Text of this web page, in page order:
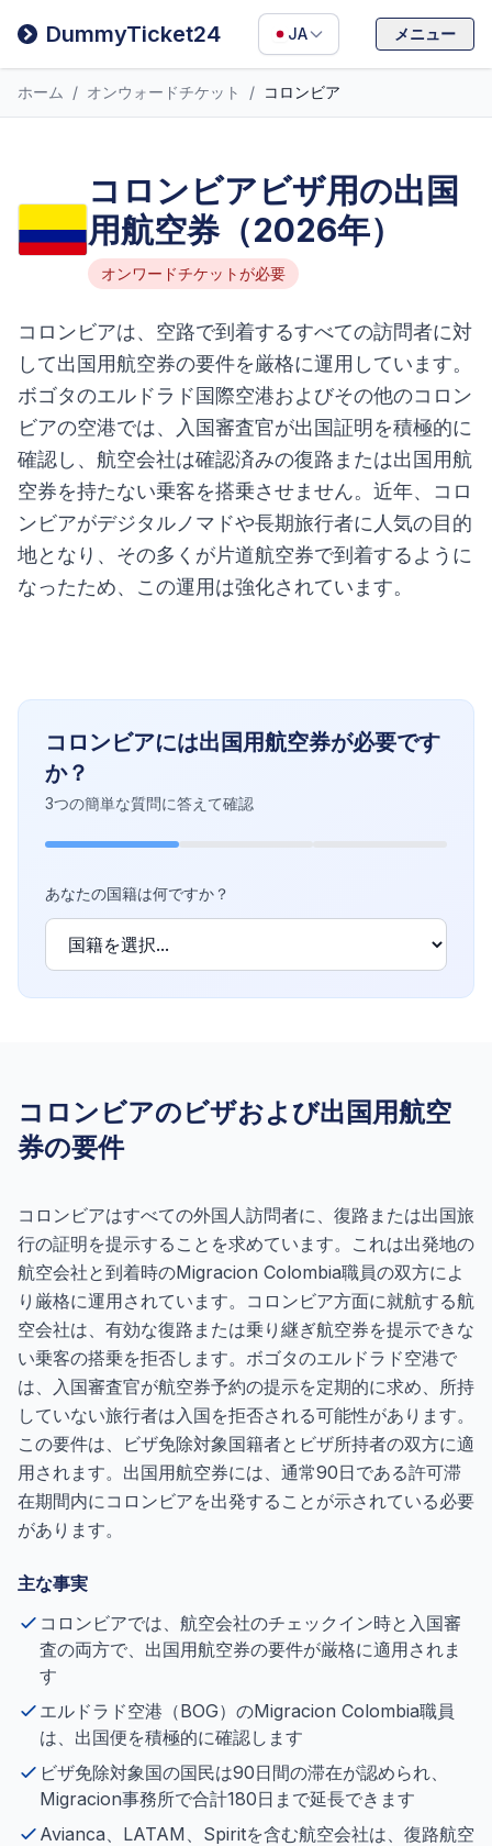
DummyTicket24 JA
Filipino
Deutsch
Español
メニュー
ホーム / オンウォードチケット / コロンビア
コロンビアビザ用の出国
用航空券（2026年）
オンワードチケットが必要
コロンビアは、空路で到着するすべての訪問者に対
して出国用航空券の要件を厳格に運用しています。
ボゴタのエルドラド国際空港およびその他のコロン
ビアの空港では、入国審査官が出国証明を積極的に
確認し、航空会社は確認済みの復路または出国用航
空券を持たない乗客を搭乗させません。近年、コロ
ンビアがデジタルノマドや長期旅行者に人気の目的
地となり、その多くが片道航空券で到着するように
なったため、この運用は強化されています。
コロンビアには出国用航空券が必要です
か？
3つの簡単な質問に答えて確認
あなたの国籍は何ですか？
コロンビアのビザおよび出国用航空
券の要件
コロンビアはすべての外国人訪問者に、復路または出国旅
行の証明を提示することを求めています。これは出発地の
航空会社と到着時のMigracion Colombia職員の双方によ
り厳格に運用されています。コロンビア方面に就航する航
空会社は、有効な復路または乗り継ぎ航空券を提示できな
い乗客の搭乗を拒否します。ボゴタのエルドラド空港で
は、入国審査官が航空券予約の提示を定期的に求め、所持
していない旅行者は入国を拒否される可能性があります。
この要件は、ビザ免除対象国籍者とビザ所持者の双方に適
用されます。出国用航空券には、通常90日である許可滞
在期間内にコロンビアを出発することが示されている必要
があります。
主な事実
コロンビアでは、航空会社のチェックイン時と入国審
査の両方で、出国用航空券の要件が厳格に適用されま
す
エルドラド空港（BOG）のMigracion Colombia職員
は、出国便を積極的に確認します
ビザ免除対象国の国民は90日間の滞在が認められ、
Migracion事務所で合計180日まで延長できます
Avianca、LATAM、Spiritを含む航空会社は、復路航空